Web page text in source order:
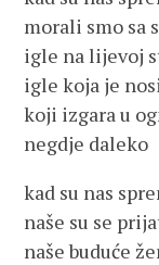
morali smo sa
igle na lijevoj
igle koja je
koji izgara u
negdje daleko
kad su nas
naše su se
naše buduće